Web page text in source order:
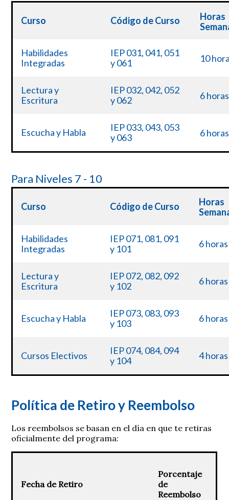
Curso Código de Curso
Horas
Habilidades
Integradas
IEP 031, 041, 051
y 061
10
Lectura y
Escritura
IEP 032, 042, 052
y 062
6 horas
Escucha y Habla
IEP 033, 043, 053
y 063
6 horas
Para Niveles 7 - 10
Curso Código de Curso
Horas
Habilidades
Integradas
IEP 071, 081, 091
y 101
6 horas
Lectura y
Escritura
IEP 072, 082, 092
y 102
6 horas
Escucha y Habla
IEP 073, 083, 093
y 103
6 horas
Cursos Electivos
IEP 074, 084, 094
y 104
4 horas
Política de Retiro y Reembolso
Los reembolsos se basan en el día en que te retiras
oficialmente del programa:
Fecha de Retiro
Porcentaje
de
Reembolso